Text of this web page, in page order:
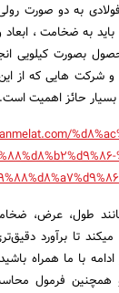
به دو صورت
باید به ضخامت ،
بصورت کیلویی
و شرکت هایی که
بسیار حائز اهمیت است.
طول، عرض،
تا برآورد
ادامه با ما همراه
فرمول